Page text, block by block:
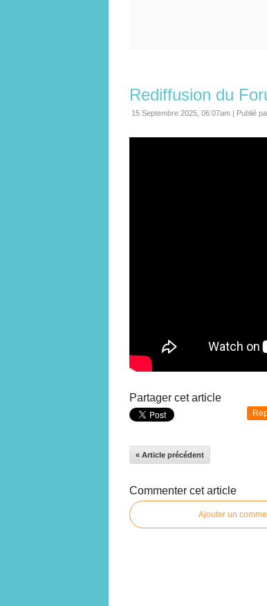
Rediffusion du
15 Septembre 2025, 06:07am | Publié
Partager cet article
« Article précédent
Commenter cet article
Ajouter un